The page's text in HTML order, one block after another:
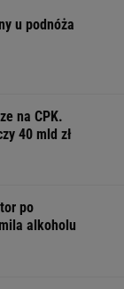
u podnóża
na CPK.
40 mld zł
po
alkoholu